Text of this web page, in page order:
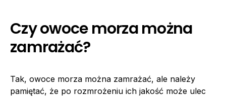
Czy owoce morza można
zamrażać?
Tak, owoce morza można zamrażać, ale należy
pamiętać, że po rozmrożeniu ich jakość może ulec